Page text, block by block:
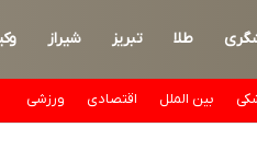
طلا تبریز شیراز
بین الملل اقتصادی ورزشی